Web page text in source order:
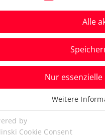
Ziel
Alle
Nur
Cookies werden für
benötigt. Dadurch ist
Weitere
by
Cookie Consent